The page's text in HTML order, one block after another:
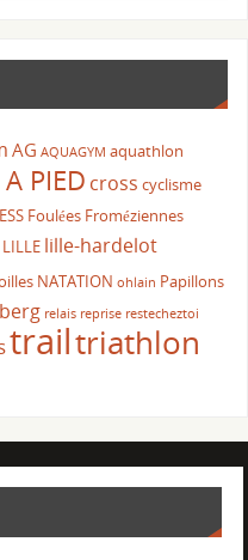
AG AQUAGYM aquathlon
PIED cross cyclisme
Foulées Froméziennes
LILLE lille-hardelot
NATATION ohlain Papillons
relais reprise restecheztoi
trailtriathlon